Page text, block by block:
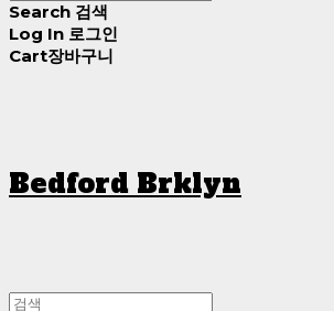
Search 검색
Log In 로그인
Cart장바구니
Bedford Brklyn